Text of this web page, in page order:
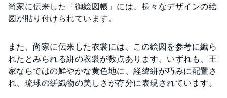
尚家に伝来した「御絵図帳」には、様々なデザインの絵
図が貼り付けられています。
また、尚家に伝来した衣裳には、この絵図を参考に織ら
れたとみられる絣の衣裳が数点あります。いずれも、王
家ならではの鮮やかな黄色地に、経緯絣が巧みに配置さ
れ、琉球の絣織物の美しさが存分に表現されています。